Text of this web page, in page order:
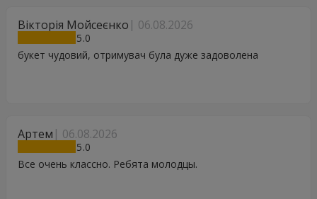
Вікторія Мойсеєнко 06.08.2026
5
букет чудовий, отримувач була дуже задоволена
Артем 06.08.2026
5
Все очень классно. Ребята молодцы.